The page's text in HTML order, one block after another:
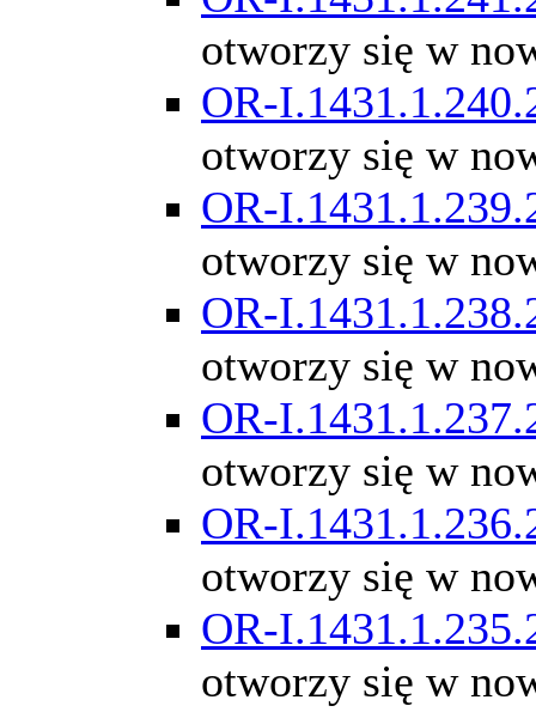
otworzy się w
OR-
otworzy się w
OR-
otworzy się w
OR-
otworzy się w
OR-
otworzy się w
OR-
otworzy się w
OR-
otworzy się w